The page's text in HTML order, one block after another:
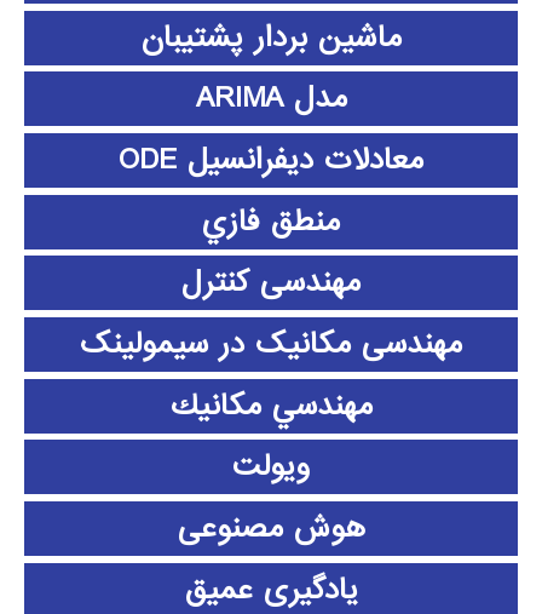
ماشین بردار پشتیبان
مدل ARIMA
معادلات دیفرانسیل ODE
منطق فازي
مهندسی کنترل
مهندسی مکانیک در سیمولینک
مهندسي مكانيك
ویولت
هوش مصنوعی
یادگیری عمیق